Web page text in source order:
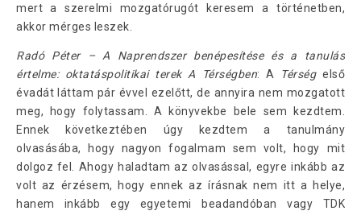
mert a szerelmi mozgatórugót keresem a történetben,
akkor mérges leszek.
Radó Péter – A Naprendszer benépesítése és a tanulás
értelme: oktatáspolitikai terek A Térségben: A Térségelső
évadát láttam pár évvel ezelőtt, de annyira nem mozgatott
meg, hogy folytassam. A könyvekbe bele sem kezdtem.
Ennek következtében úgy kezdtem a tanulmány
olvasásába, hogy nagyon fogalmam sem volt, hogy mit
dolgoz fel. Ahogy haladtam az olvasással, egyre inkább az
volt az érzésem, hogy ennek az írásnak nem itt a helye,
hanem inkább egy egyetemi beadandóban vagy TDK